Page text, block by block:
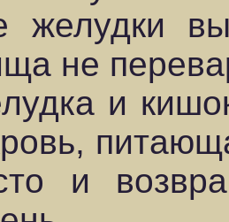
желудки
не
и
и